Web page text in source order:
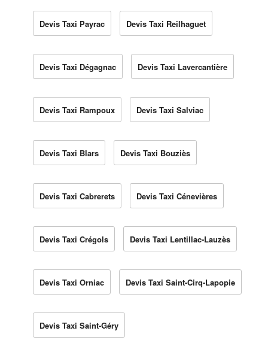
Devis Taxi Payrac Devis Taxi Reilhaguet
Devis Taxi Dégagnac Devis Taxi Lavercantière
Devis Taxi Rampoux Devis Taxi Salviac
Devis Taxi Blars Devis Taxi Bouziès
Devis Taxi Cabrerets Devis Taxi Cénevières
Devis Taxi Crégols Devis Taxi Lentillac-Lauzès
Devis Taxi Orniac Devis Taxi Saint-Cirq-Lapopie
Devis Taxi Saint-Géry